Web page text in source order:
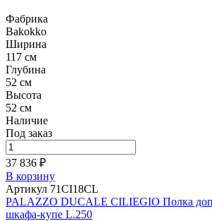
Фабрика
Bakokko
Ширина
117 см
Глубина
52 см
Высота
52 см
Наличие
Под заказ
37 836 ₽
В корзину
Артикул 71CI18CL
PALAZZO DUCALE CILIEGIO Полка
шкафа-купе L.250